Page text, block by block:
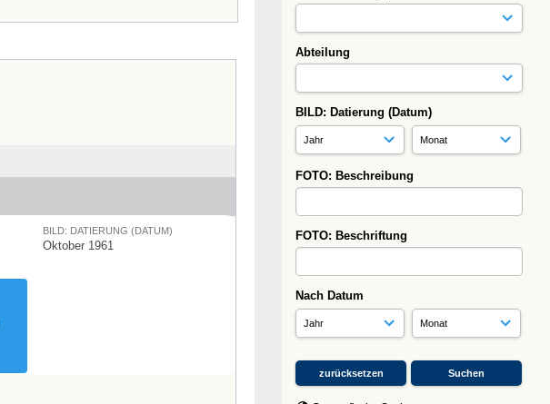
Abteilung
BILD: Datierung (Datum)
FOTO: Beschreibung
FOTO: Beschriftung
Nach Datum
BILD: DATIERUNG (DATUM)
Oktober 1961